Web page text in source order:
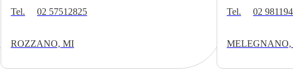
Tel. 02 57512825
ROZZANO, MI
Tel. 02